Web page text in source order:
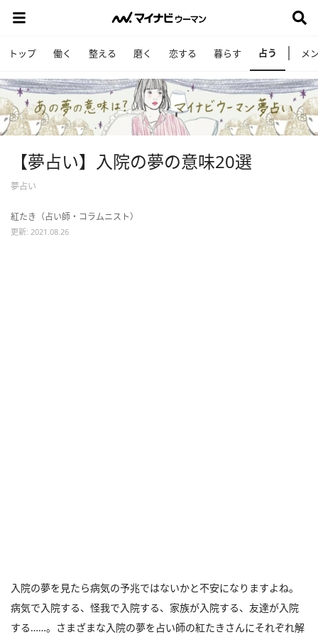
トップ 働く 整える 磨く 恋する 暮らす 占う メ
【夢占い】入院の夢の意味20選
夢占い
紅たき（占い師・コラムニスト）
更新: 2021.08.26
入院の夢を見たら病気の予兆ではないかと不安になりますよね。
病気で入院する、怪我で入院する、家族が入院する、友達が入院
する……。さまざまな入院の夢を占い師の紅たきさんにそれぞれ解